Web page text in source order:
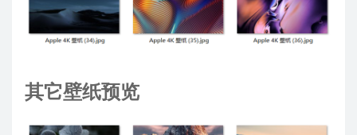
其它壁纸预览